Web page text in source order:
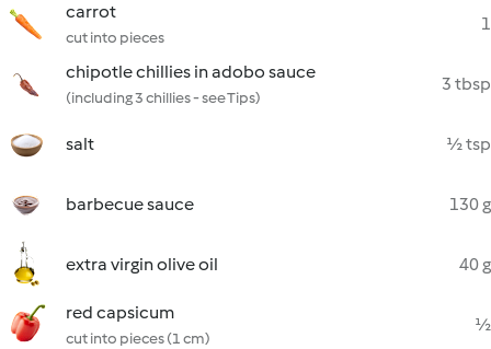
carrot
cut into pieces
1
chipotle chillies in adobo sauce
(including 3 chillies - see Tips)
3 tbsp
salt ½ tsp
barbecue sauce 130 g
extra virgin olive oil 40 g
red capsicum
cut into pieces (1 cm)
½